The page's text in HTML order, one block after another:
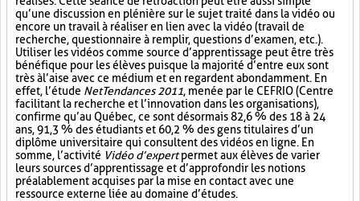
qu’une discussion en plénière sur le sujet traité dans la vidéo ou
encore un travail à réaliser en lien avec la vidéo (travail de
recherche, questionnaire à remplir, questions d’examen, etc.).
Utiliser les vidéos comme source d’apprentissage peut être très
bénéfique pour les élèves puisque la majorité d’entre eux sont
très à l’aise avec ce médium et en regardent abondamment. En
effet, l’étude NetTendances 2011, menée par le CEFRIO (Centre
facilitant la recherche et l’innovation dans les organisations),
confirme qu’au Québec, ce sont désormais 82,6 % des 18 à 24
ans, 91,3 % des étudiants et 60,2 % des gens titulaires d’un
diplôme universitaire qui consultent des vidéos en ligne. En
somme, l’activité Vidéo d’expertpermet aux élèves de varier
leurs sources d’apprentissage et d’approfondir les notions
préalablement acquises par la mise en contact avec une
ressource externe liée au domaine d’études.